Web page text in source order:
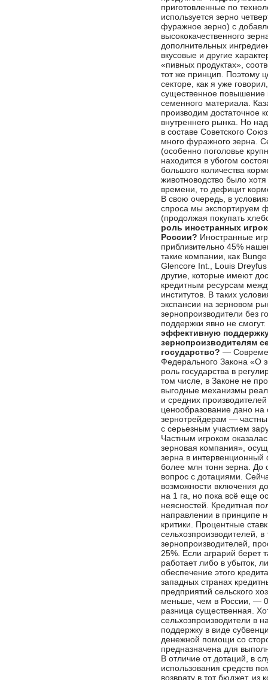
приготовленные по
используется зерно
фуражное зерно) с
высококачественного
дополнительных
вкусовые и другие
«пивных продуктах»,
тот же принцип. Поэтому
секторе, как я уже
существенное повышение
семенного материала.
производим достаточное
внутреннего рынка. Но
в составе Советского
много фуражного зерна.
(особенно поголовье
находится в убогом
большого количества
животноводство было
времени, то дефицит
В свою очередь, в
спроса мы экспортируем
(продолжая покупать
роль иностранных
России? Иностранные
приблизительно 45%
такие компании, как
Glencore Int., Louis
другие, которые имеют
кредитным ресурсам
институтов. В таких
экспансии на зерновом
зернопроизводители без
поддержки явно не смогут.
эффективную
зернопроизводителям
государство? —
Федерального Закона «О
роль государства в
том числе, в Законе не
выгодные механизмы
и средних
ценообразование дано на
зернотрейдерам —
с серьезным участием
Частным игроком
зерновая компания»,
зерна в
более млн тонн зерна. До
вопрос с дотациями.
возможности включения
на 1 га, но пока всё еще
неясностей. Кредитная
направлении в принципе
критики. Процентные
сельхозпроизводителей,
зернопроизводителей,
25%. Если аграрий берет
работает либо в убыток,
обеспечение этого
западных странах
предприятий сельского
меньше, чем в России, —
разница существенная.
сельхозпроизводители в
поддержку в виде
денежной помощи со
предназначена для
В отличие от дотаций, в
использования средств
возврату в тот бюджет, из